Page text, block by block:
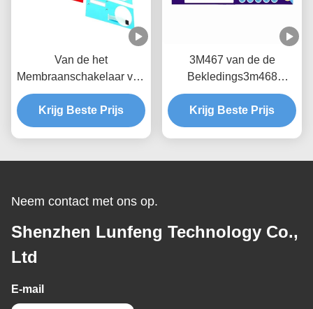
Van de het
Membraanschakelaar van
de Custumedrukknop de
Bekleding van de het
Toetsenbordral Kleur
Krijg Beste Prijs
3M467 van de de
Bekledings3m468
Beveiliging van de
membraanschakelaar de
Bekleding van het de
Krijg Beste Prijs
Neem contact met ons op.
Shenzhen Lunfeng Technology Co.,
Ltd
E-mail